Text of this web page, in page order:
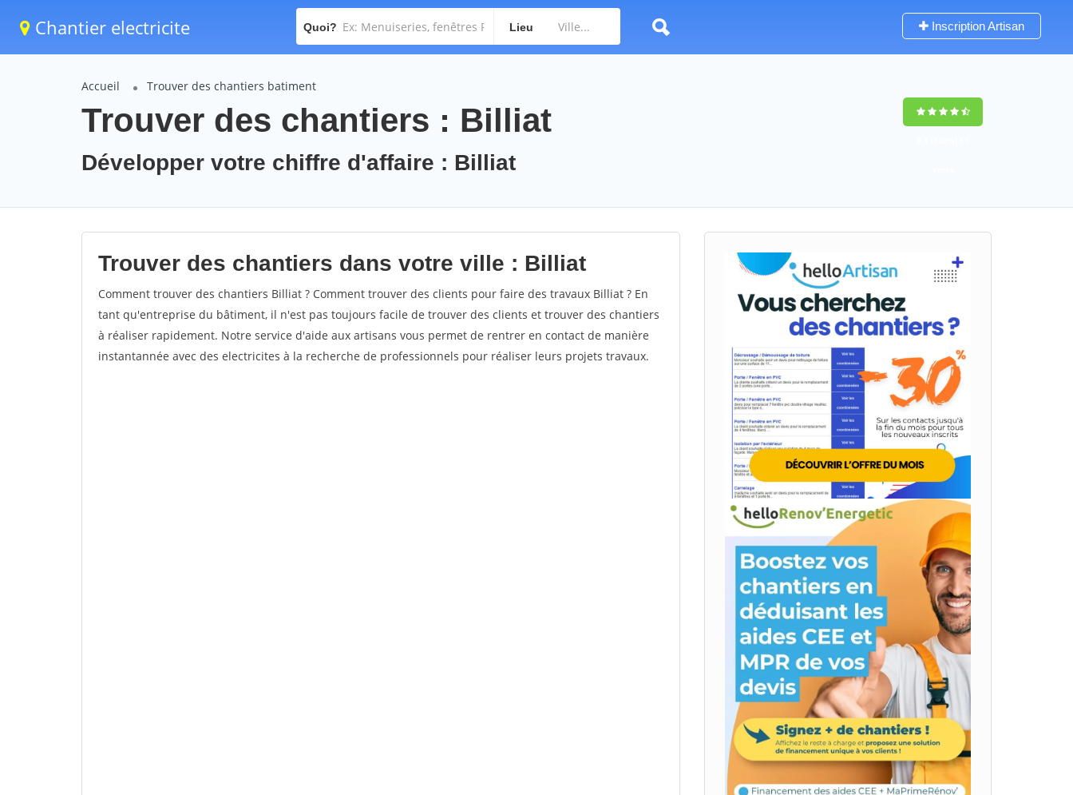
Chantier electricite Quoi? Lieu Inscription Artisan
Accueil Trouver des chantiers batiment
Trouver des chantiers : Billiat
Développer votre chiffre d'affaire : Billiat
Trouver des chantiers dans votre ville : Billiat
Comment trouver des chantiers Billiat ? Comment trouver des clients pour faire des travaux Billiat ? En
tant qu'entreprise du bâtiment, il n'est pas toujours facile de trouver des clients et trouver des chantiers
à réaliser rapidement. Notre service d'aide aux artisans vous permet de rentrer en contact de manière
instantannée avec des electricites à la recherche de professionnels pour réaliser leurs projets travaux.